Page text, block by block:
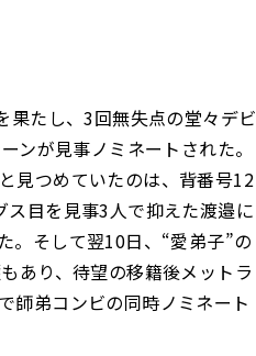
果たし、3回無失点の堂々デビ
ンが見事ノミネートされた。
見つめていたのは、背番号12
目を見事3人で抑えた渡邉に
。そして翌10日、“愛弟子”の
あり、待望の移籍後メットラ
師弟コンビの同時ノミネート